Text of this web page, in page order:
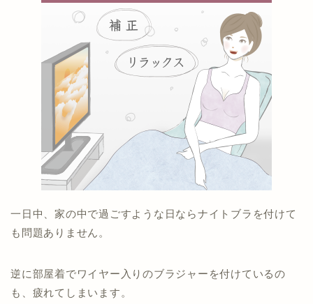
一日中、家の中で過ごすような日ならナイトブラを付けて
も問題ありません。
逆に部屋着でワイヤー入りのブラジャーを付けているの
も、疲れてしまいます。